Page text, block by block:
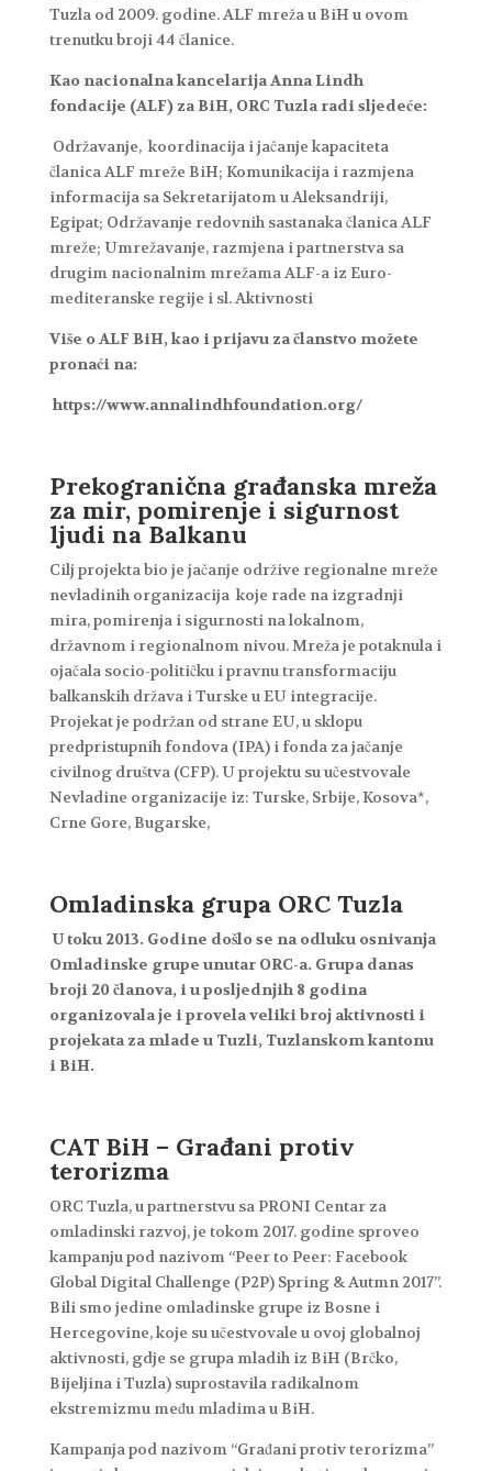
Tuzla od 2009. godine. ALF mreža u BiH u ovom
trenutku broji 44 članice.
Kao nacionalna kancelarija Anna Lindh
fondacije (ALF) za BiH, ORC Tuzla radi sljedeće:
Održavanje, koordinacija i jačanje kapaciteta
članica ALF mreže BiH; Komunikacija i razmjena
informacija sa Sekretarijatom u Aleksandriji,
Egipat; Održavanje redovnih sastanaka članica ALF
mreže; Umrežavanje, razmjena i partnerstva sa
drugim nacionalnim mrežama ALF-a iz Euro-
mediteranske regije i sl. Aktivnosti
Više o ALF BiH, kao i prijavu za članstvo možete
pronaći na:
https://www.annalindhfoundation.org/
Prekogranična građanska mreža
za mir, pomirenje i sigurnost
ljudi na Balkanu
Cilj projekta bio je jačanje održive regionalne mreže
nevladinih organizacija koje rade na izgradnji
mira, pomirenja i sigurnosti na lokalnom,
državnom i regionalnom nivou. Mreža je potaknula i
ojačala socio-političku i pravnu transformaciju
balkanskih država i Turske u EU integracije.
Projekat je podržan od strane EU, u sklopu
predpristupnih fondova (IPA) i fonda za jačanje
civilnog društva (CFP). U projektu su učestvovale
Nevladine organizacije iz: Turske, Srbije, Kosova*,
Crne Gore, Bugarske,
Omladinska grupa ORC Tuzla
U toku 2013. Godine došlo se na odluku osnivanja
Omladinske grupe unutar ORC-a. Grupa danas
broji 20 članova, i u posljednjih 8 godina
organizovala je i provela veliki broj aktivnosti i
projekata za mlade u Tuzli, Tuzlanskom kantonu
i BiH.
CAT BiH – Građani protiv
terorizma
ORC Tuzla, u partnerstvu sa PRONI Centar za
omladinski razvoj, je tokom 2017. godine sproveo
kampanju pod nazivom “Peer to Peer: Facebook
Global Digital Challenge (P2P) Spring & Autmn 2017”.
Bili smo jedine omladinske grupe iz Bosne i
Hercegovine, koje su učestvovale u ovoj globalnoj
aktivnosti, gdje se grupa mladih iz BiH (Brčko,
Bijeljina i Tuzla) suprostavila radikalnom
ekstremizmu među mladima u BiH.
Kampanja pod nazivom “Građani protiv terorizma”